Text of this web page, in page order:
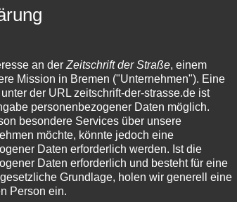
wir es auf
Zentrum
liegt nahe dem
die meisten
an der Zeitschrift der Straße, einem
Mission in Bremen ("Unternehmen"). Eine
der URL zeitschrift-der-strasse.de ist
personenbezogener Daten möglich.
besondere Services über unsere
möchte, könnte jedoch eine
Daten erforderlich werden. Ist die
Daten erforderlich und besteht für eine
Grundlage, holen wir generell eine
Person ein.